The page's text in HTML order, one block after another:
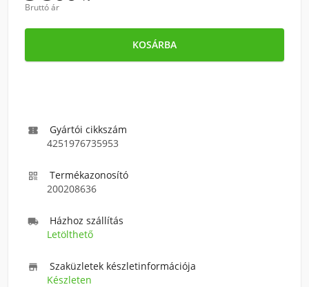
Bruttó ár
KOSÁRBA

Gyártói cikkszám
4251976735953

Termékazonosító
200208636

Házhoz szállítás
Letölthető

Szaküzletek készletinformációja
Készleten